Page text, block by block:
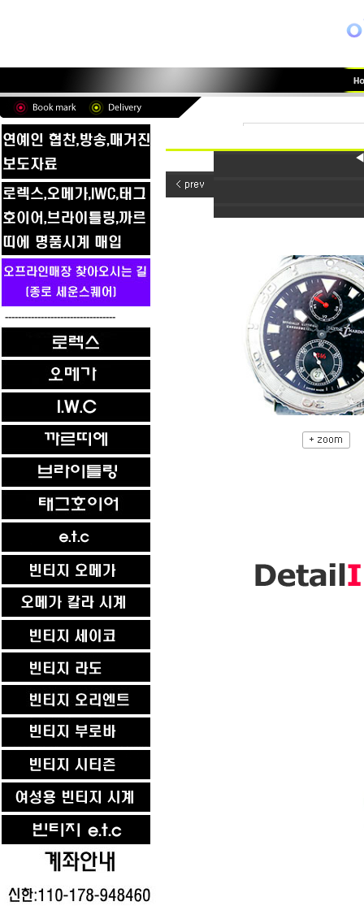
----------------------------------
◀